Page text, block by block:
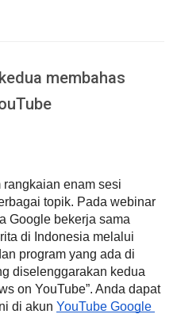
membahas
enam sesi
topik. Pada webinar
Google bekerja sama
di Indonesia melalui
program yang ada di
diselenggarakan kedua
on YouTube”. Anda dapat
di akun YouTube Google